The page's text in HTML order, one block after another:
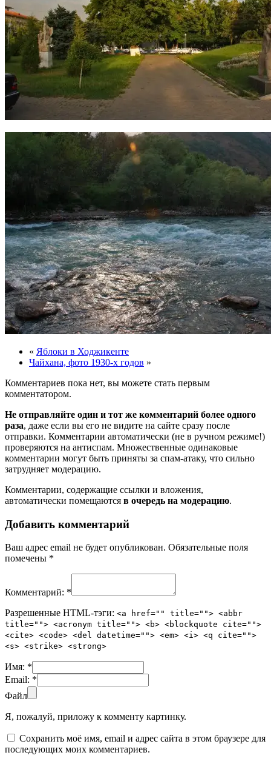
« Яблоки в Ходжикенте
Чайхана, фото 1930-х годов »
Комментариев пока нет, вы можете стать первым
комментатором.
Не отправляйте один и тот же комментарий более одного
раза, даже если вы его не видите на сайте сразу после
отправки. Комментарии автоматически (не в ручном режиме!)
проверяются на антиспам. Множественные одинаковые
комментарии могут быть приняты за спам-атаку, что сильно
затрудняет модерацию.
Комментарии, содержащие ссылки и вложения,
автоматически помещаются в очередь на модерацию.
Добавить комментарий
Ваш адрес email не будет опубликован. Обязательные поля
помечены *
Комментарий: *
Разрешенные HTML-тэги: <a href="" title=""> <abbr
title=""> <acronym title=""> <b> <blockquote cite="">
<cite> <code> <del datetime=""> <em> <i> <q cite="">
<s> <strike> <strong>
Имя: *
Email: *
Файл
Я, пожалуй, приложу к комменту картинку.
Сохранить моё имя, email и адрес сайта в этом браузере для
последующих моих комментариев.